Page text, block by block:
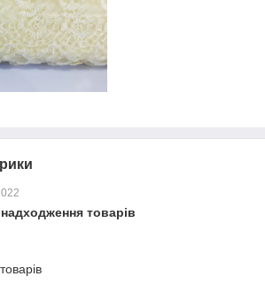
товарів